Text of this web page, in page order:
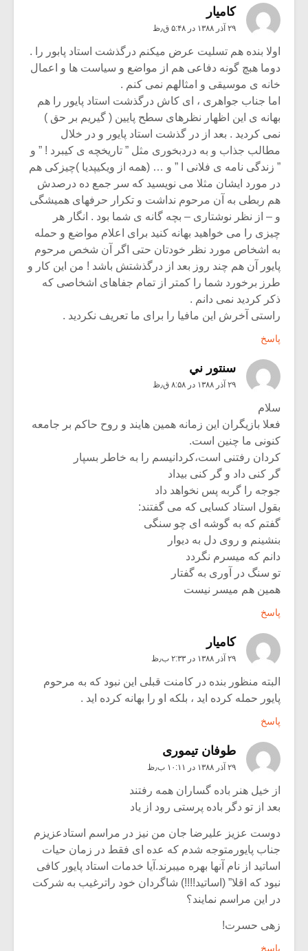
کامیار
۲۹ آذر ۱۳۸۸ در ۵:۴۸ ق٫ظ
اولا بنده هم تسلیت عرض میکنم درگذشت استاد پابور را .
دوما هبچ گونه دفاعی هم از مواضع و سیاست ها و اعمال
خانه ی موسیقی و امثالهم نمی کنم .
اما جناب جواهری ، ای کاش درگذشت استاد پایور را هم
بهانه ی این اظهار نظرهای سطح پایین ( گیریم بر حق )
نمی کردید . بعد از در گذشت استاد پایور و در خلال
مطالب جذاب و به دردبخوری مثل ” تاریخچه ی کیبرد ! ” و
” زندگی نامه ی فلانی I ” و … (همه از ویکیپدیا )چیزکی هم
در مورد ایشان مثلا می نویسید که سر جمع ده درصدش
هم ربطی به آن مرحوم نداشت و تکرار حرفهای همیشگی
و – از نظر نوشتاری – بچه گانه ی شما بود . انگار هر
چیزی را می خواهید بهانه کنید برای اعلام مواضع و حمله
به اشخاص مورد نظر خودتان حتی اگر آن شخص مرحوم
پایور آن هم چند روز بعد از درگذشتش باشد ! من این کار و
طرز برخورد شما را کمتر از تمام جفاهای اشخاصی که
ذکر کردید نمی دانم .
راستی آخرش این مافیا را برای ما تعریف نکردید .
پاسخ
سنتور ني
۲۹ آذر ۱۳۸۸ در ۸:۵۸ ق٫ظ
سلام
فعلا بازیگران این زمانه همین هایند و روح حاکم بر جامعه
کنونی ما چنین است.
کردان رفتنی است،کردانیسم را به خاطر بسپار
گر کنی داد و گر کنی بیداد
جوجه را گربه پس نخواهد داد
بقول استاد کسایی که می گفتند:
گفتم که به گوشه ای چو سنگی
بنشینم و روی دل به دیوار
دانم که میسرم نگردد
تو سنگ در آوری به گفتار
همین هم میسر نیست
پاسخ
کامیار
۲۹ آذر ۱۳۸۸ در ۲:۳۳ ب٫ظ
البته منظور بنده در کامنت قبلی این نبود که به مرحوم
پایور حمله کرده اید ، بلکه او را بهانه کرده اید .
پاسخ
طوفان تیموری
۲۹ آذر ۱۳۸۸ در ۱۰:۱۱ ب٫ظ
از خیل هنر باده گساران همه رفتند
بعد از تو دگر باده پرستی رود از یاد
دوست عزیز علیرضا جان من نیز در مراسم استادعزیزم
جناب پایورمتوجه شدم که عده ای فقط در زمان حیات
اساتید از نام آنها بهره میبرند.آیا خدمات استاد پایور کافی
نبود که اقلا” (اساتید!!!!) شاگردان خود راترغیب به شرکت
در این مراسم نمایند؟
زهی حسرت!
پاسخ